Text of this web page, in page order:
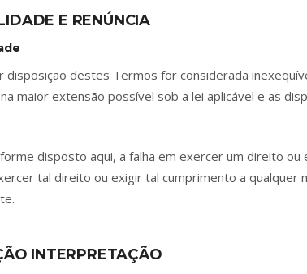
E RENÚNCIA
disposição destes Termos for considerada
maior extensão possível sob a lei aplicável e as
disposto aqui, a falha em exercer um direito
tal direito ou exigir tal cumprimento a qualquer
INTERPRETAÇÃO